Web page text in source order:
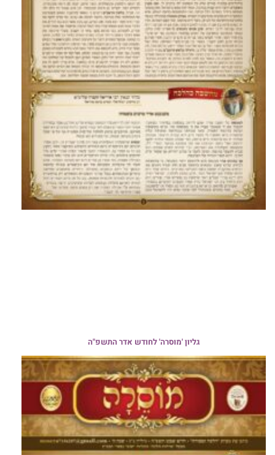
גליון 'מוסרה' לחודש אדר התשפ"ה